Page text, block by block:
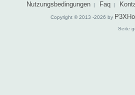
Nutzungsbedingungen | Faq |
Copyright © 2013 -2026 by
Seite